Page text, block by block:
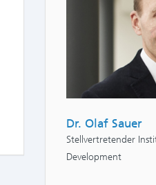
Dr. Olaf Sauer
Stellvertretender
Development